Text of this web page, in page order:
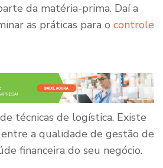
da matéria-prima. Daí a
as práticas para o controle
técnicas de logística. Existe
a qualidade de gestão de
financeira do seu negócio.